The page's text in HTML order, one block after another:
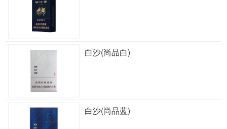
白沙(尚品白)
白沙(尚品蓝)